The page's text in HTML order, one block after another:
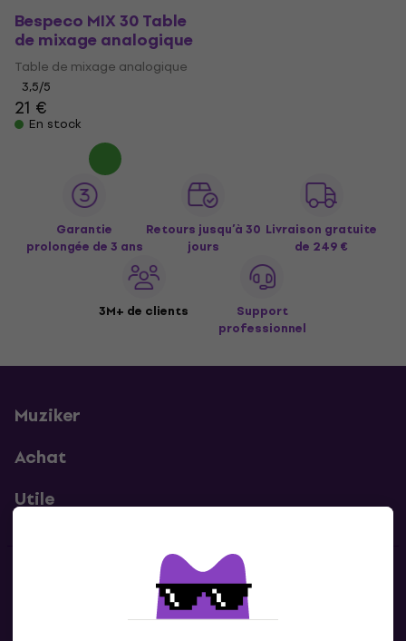
Bespeco MIX 30 Table
de mixage analogique
Table de mixage analogique
3,5/5
21 €
En stock
Garantie
prolongée de 3 ans
Retours jusqu’à 30
jours
Livraison gratuite
de 249 €
3M+ de clients
Support
professionnel
Muziker
Achat
Utile
Contacts
Contacte nous